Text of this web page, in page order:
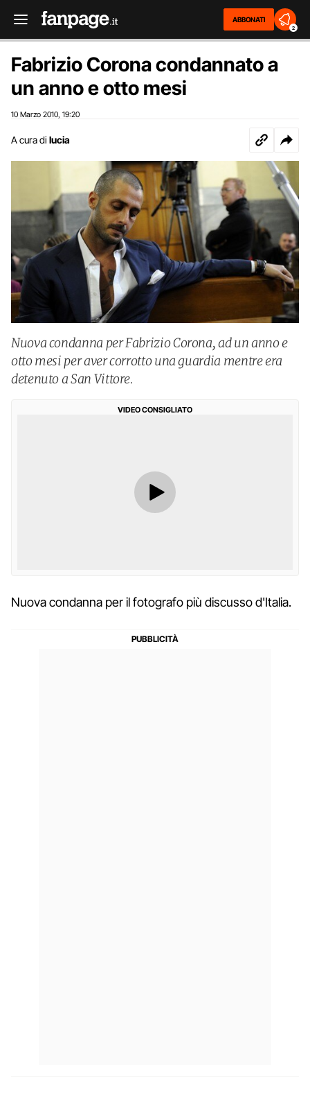
ABBONATI
2
Fabrizio Corona condannato a
un anno e otto mesi
10 Marzo 2010 19:20
A cura di lucia
Nuova condanna per Fabrizio Corona, ad un anno e
otto mesi per aver corrotto una guardia mentre era
detenuto a San Vittore.
VIDEO CONSIGLIATO
Nuova condanna per il fotografo più discusso d'Italia.